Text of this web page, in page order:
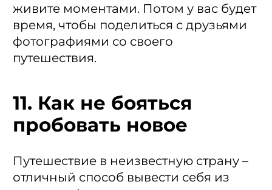
живите моментами. Потом у вас будет
время, чтобы поделиться с друзьями
фотографиями со своего
путешествия.
11. Как не бояться
пробовать новое
Путешествие в неизвестную страну –
отличный способ вывести себя из